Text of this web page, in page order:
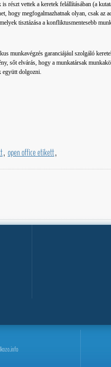
részt vettek a keretek felállításában (a
hogy megfogalmazhatnak olyan, csak az
tisztázása a konfliktusmentesebb
munkavégzés garanciájául szolgáló
sőt elvárás, hogy a munkatársak
együtt dolgozni.
, open office etikett,